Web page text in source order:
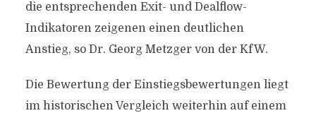
die entsprechenden Exit- und Dealflow-
Indikatoren zeigenen einen deutlichen
Anstieg, so Dr. Georg Metzger von der KfW.
Die Bewertung der Einstiegsbewertungen liegt
im historischen Vergleich weiterhin auf einem